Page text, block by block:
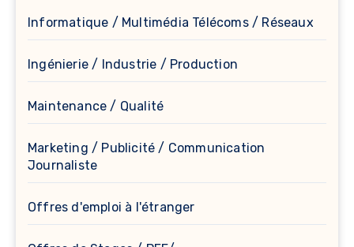
Informatique / Multimédia Télécoms / Réseaux
Ingénierie / Industrie / Production
Maintenance / Qualité
Marketing / Publicité / Communication
Journaliste
Offres d'emploi à l'étranger